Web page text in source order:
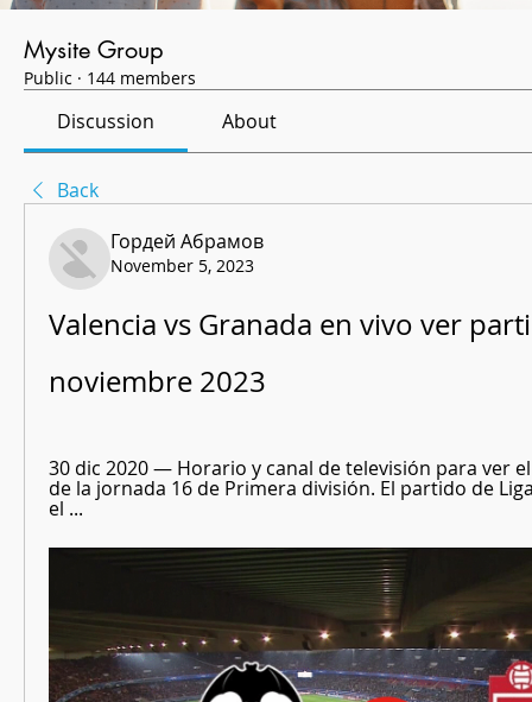
Mysite Group
Public · 144 members
Discussion About
Back
Гордей Абрамов
November 5, 2023
Valencia vs Granada en vivo ver
noviembre 2023
30 dic 2020 — Horario y canal de televisión para ver
de la jornada 16 de Primera división. El partido de
el ...